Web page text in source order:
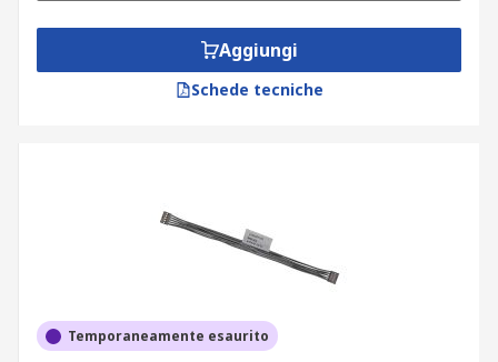
Aggiungi
Schede tecniche
Temporaneamente esaurito